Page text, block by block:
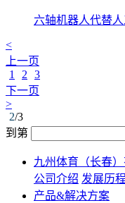
六轴机器人代替
<
上一页
1
2
3
下一页
>
2/3
到第
九州体育（长春
公司介绍 发展历程
产品&解决方案